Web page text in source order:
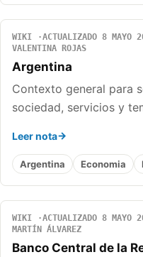
WIKI ACTUALIZADO 8 MAYO
VALENTINA ROJAS
Argentina
Contexto general para
sociedad, servicios y
Leer nota
Argentina Economia
WIKI ACTUALIZADO 8 MAYO
MARTÍN ÁLVAREZ
Banco Central de la